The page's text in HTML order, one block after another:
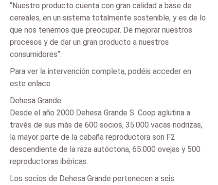
“Nuestro producto cuenta con gran calidad a base de
cereales, en un sistema totalmente sostenible, y es de lo
que nos tenemos que preocupar. De mejorar nuestros
procesos y de dar un gran producto a nuestros
consumidores”.
Para ver la intervención completa, podéis acceder en
este enlace .
Dehesa Grande
Desde el año 2000 Dehesa Grande S. Coop aglutina a
través de sus más de 600 socios, 35.000 vacas nodrizas,
la mayor parte de la cabaña reproductora son F2
descendiente de la raza autóctona, 65.000 ovejas y 500
reproductoras ibéricas.
Los socios de Dehesa Grande pertenecen a seis